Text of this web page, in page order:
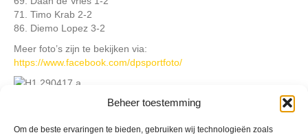
Beheer toestemming
Om de beste ervaringen te bieden, gebruiken wij technologieën zoals
71. Timo Krab 2-2
86. Diemo Lopez 3-2
Meer foto’s zijn te bekijken via:
https://www.facebook.com/dpsportfoto/